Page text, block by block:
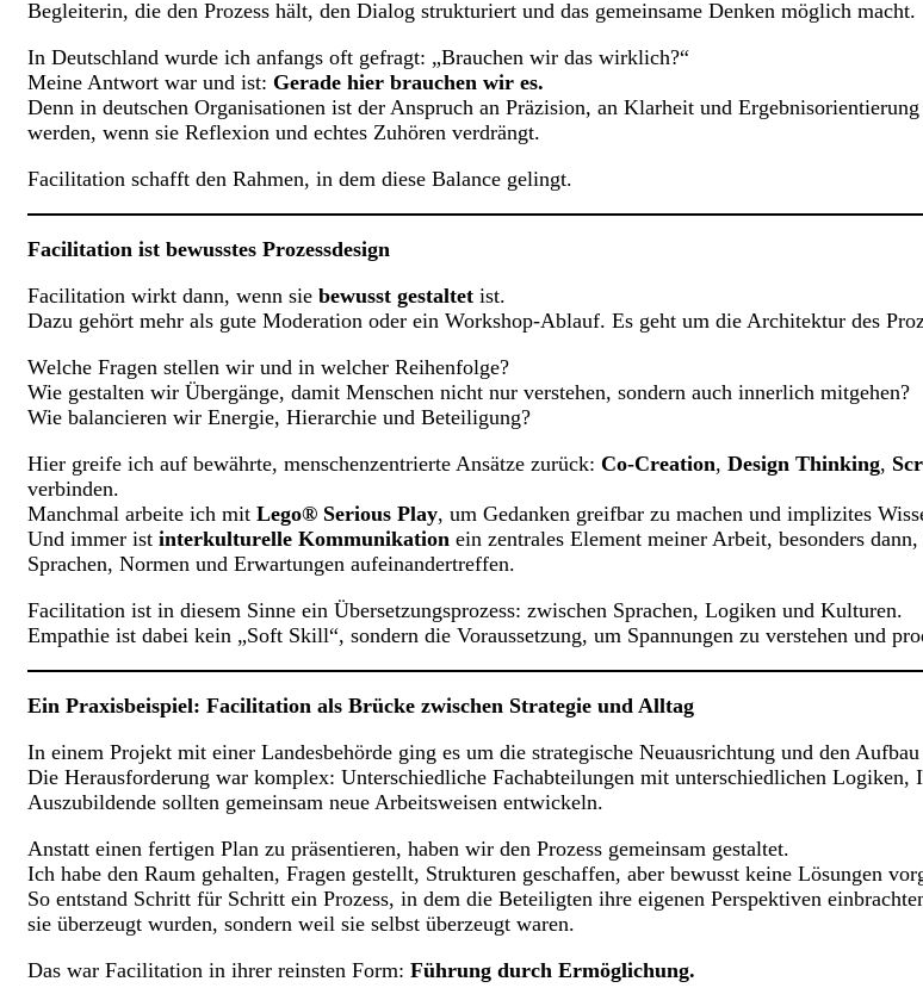
Begleiterin, die den Prozess hält, den Dialog strukturiert und das gemeinsame Denken möglich macht.
In Deutschland wurde ich anfangs oft gefragt: „Brauchen wir das wirklich?“
Meine Antwort war und ist: Gerade hier brauchen wir es.
Denn in deutschen Organisationen ist der Anspruch an Präzision, an Klarheit und
werden, wenn sie Reflexion und echtes Zuhören verdrängt.
Facilitation schafft den Rahmen, in dem diese Balance gelingt.
Facilitation ist bewusstes Prozessdesign
Facilitation wirkt dann, wenn sie bewusst gestaltet ist.
Dazu gehört mehr als gute Moderation oder ein Workshop-Ablauf. Es geht um die Architektur des
Welche Fragen stellen wir und in welcher Reihenfolge?
Wie gestalten wir Übergänge, damit Menschen nicht nur verstehen, sondern auch innerlich mitgehen?
Wie balancieren wir Energie, Hierarchie und Beteiligung?
Hier greife ich auf bewährte, menschenzentrierte Ansätze zurück: Co-Creation, Design Thinking,
verbinden.
Manchmal arbeite ich mit Lego® Serious Play, um Gedanken greifbar zu machen und implizites
Und immer ist interkulturelle Kommunikation ein zentrales Element meiner Arbeit, besonders
Sprachen, Normen und Erwartungen aufeinandertreffen.
Facilitation ist in diesem Sinne ein Übersetzungsprozess: zwischen Sprachen, Logiken und Kulturen.
Empathie ist dabei kein „Soft Skill“, sondern die Voraussetzung, um Spannungen zu verstehen und
Ein Praxisbeispiel: Facilitation als Brücke zwischen Strategie und Alltag
In einem Projekt mit einer Landesbehörde ging es um die strategische Neuausrichtung und den
Die Herausforderung war komplex: Unterschiedliche Fachabteilungen mit unterschiedlichen
Auszubildende sollten gemeinsam neue Arbeitsweisen entwickeln.
Anstatt einen fertigen Plan zu präsentieren, haben wir den Prozess gemeinsam gestaltet.
Ich habe den Raum gehalten, Fragen gestellt, Strukturen geschaffen, aber bewusst keine Lösungen
So entstand Schritt für Schritt ein Prozess, in dem die Beteiligten ihre eigenen Perspektiven
sie überzeugt wurden, sondern weil sie selbst überzeugt waren.
Das war Facilitation in ihrer reinsten Form: Führung durch Ermöglichung.